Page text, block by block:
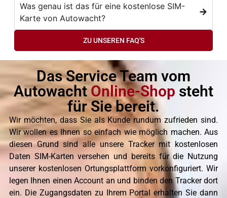
Was genau ist das für eine kostenlose SIM-
Karte von Autowacht?
ZU UNSEREN FAQ'S
Das Service Team vom
AutowachtOnline-Shop steht
für Sie bereit.
Wir möchten, dass Sie als Kunde rundum zufrieden sind.
Wir wollen es Ihnen so einfach wie möglich machen. Aus
diesen Grund sind alle unsere Tracker mit kostenlosen
Daten SIM-Karten versehen und bereits für die Nutzung
unserer kostenlosen Ortungsplattform vorkonfiguriert. Wir
legen Ihnen einen Account an und binden den Tracker dort
ein. Die Zugangsdaten zu Ihrem Portal erhalten Sie dann